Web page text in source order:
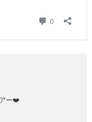
ー❤️‍